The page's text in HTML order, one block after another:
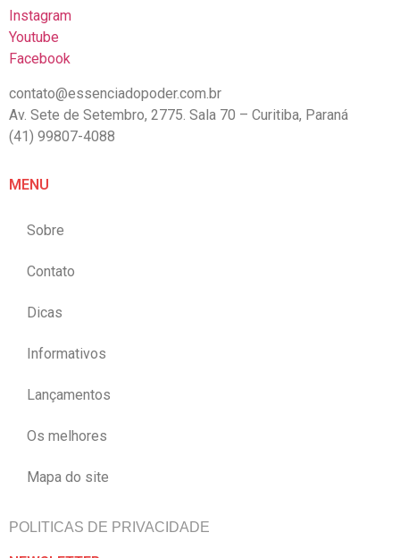
Instagram
Youtube
Facebook
contato@essenciadopoder.com.br
Av. Sete de Setembro, 2775. Sala 70 – Curitiba, Paraná
(41) 99807-4088
MENU
Sobre
Contato
Dicas
Informativos
Lançamentos
Os melhores
Mapa do site
POLITICAS DE PRIVACIDADE